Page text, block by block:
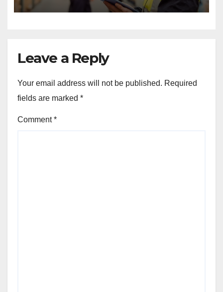
Leave a Reply
Your email address will not be published. Required
fields are marked *
Comment*